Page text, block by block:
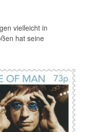
vielleicht in
hat seine